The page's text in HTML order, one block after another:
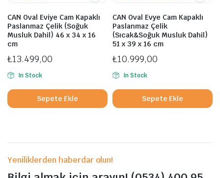
CAN Oval Eviye Cam Kapaklı
Paslanmaz Çelik (Soğuk
Musluk Dahil) 46 x 34 x 16
cm
₺13.499,00
In Stock
Sepete Ekle
CAN Oval Evye Cam Kapaklı
Paslanmaz Çelik
(Sıcak&Soğuk Musluk Dahil)
51 x 39 x 16 cm
₺10.999,00
In Stock
Sepete Ekle
Yeniliklerden haberdar olun!